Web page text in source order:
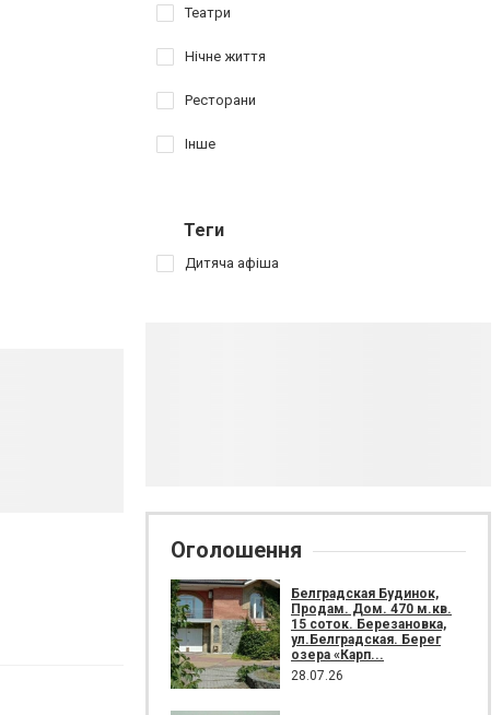
Театри
Нічне життя
Ресторани
Інше
Теги
Дитяча афіша
Оголошення
Белградская Будинок,
Продам. Дом. 470 м.кв.
15 соток. Березановка,
ул.Белградская. Берег
озера «Карп...
28.07.26